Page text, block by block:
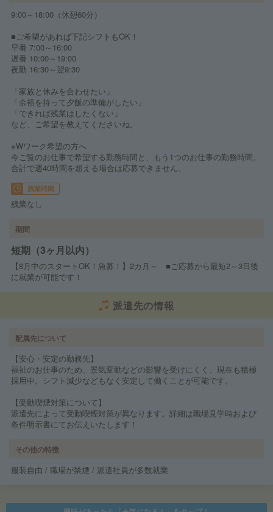
9:00～18:00（休憩60分）
■ご希望があれば下記シフトもOK！
早番 7:00～16:00
遅番 10:00～19:00
夜勤 16:30～翌9:30
「家族と休みを合わせたい」
「余裕を持って夕飯の準備がしたい」
「できれば残業はしたくない」
など、ご希望を教えてくださいね。
※Wワーク希望の方へ
今ご覧のお仕事で希望する勤務時間と、もう1つのお仕事の勤務時間。
合計で週40時間を超える場合は応募できません。
残業時間
残業なし
期間
短期（3ヶ月以内）
【8月中のスタートOK！急募！】2カ月～ ■ご応募から最短2～3日後
に就業が可能です！
派遣先の情報
配属先について
【安心・安定の勤務先】
福祉のお仕事のため、景気変動などの影響を受けにくく、現在も積極
採用中。シフト減少などもなく安定して働くことが可能です。
【受動喫煙対策について】
派遣先によって受動喫煙対策が異なります。詳細は職場見学時および
条件明示書にてお伝えいたします！
その他の特徴
服装自由 / 職場が禁煙 / 派遣社員が多数就業